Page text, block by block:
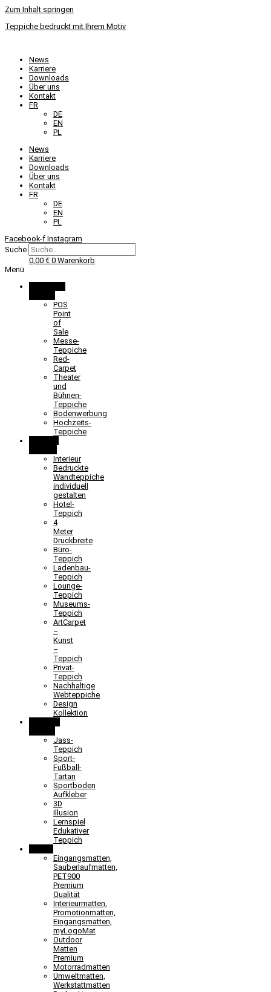
Zum Inhalt springen
Teppiche bedruckt mit Ihrem Motiv
News
Karriere
Downloads
Über uns
Kontakt
FR
DE
EN
PL
News
Karriere
Downloads
Über uns
Kontakt
FR
DE
EN
PL
Facebook-f Instagram
Suche
0,00 € 0 Warenkorb
Menü
POS
Point
of
Sale
Messe-
Teppiche
Red-
Carpet
Theater
und
Bühnen-
Teppiche
Bodenwerbung
Hochzeits-
Teppiche
Interieur
Bedruckte
Wandteppiche
individuell
gestalten
Hotel-
Teppich
4
Meter
Druckbreite
Büro-
Teppich
Ladenbau-
Teppich
Lounge-
Teppich
Museums-
Teppich
ArtCarpet
–
Kunst
–
Teppich
Privat-
Teppich
Nachhaltige
Webteppiche
Design
Kollektion
Jass-
Teppich
Sport-
Fußball-
Tartan
Sportboden
Aufkleber
3D
Illusion
Lernspiel
Edukativer
Teppich
Eingangsmatten,
Sauberlaufmatten,
PET900
Premium
Qualität
Interieurmatten,
Promotionmatten,
Eingangsmatten,
myLogoMat
Outdoor
Matten
Premium
Motorradmatten
Umweltmatten,
Werkstattmatten